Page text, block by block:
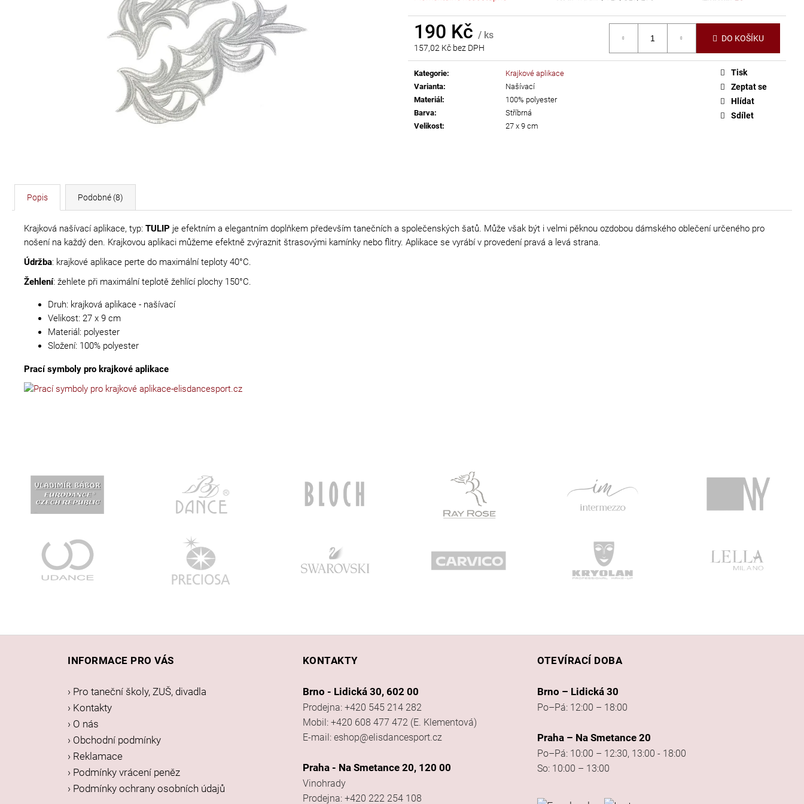
190 Kč / ks
157,02 Kč bez DPH
Měrná
cena:
DO KOŠÍKU
Kategorie:
Krajkové aplikace
Varianta:
Našívací
Materiál:
100% polyester
Barva:
Stříbrná
Velikost: 27 x 9 cm
Tisk
Zeptat se
Hlídat
Sdílet
Popis Podobné (8)
Krajková našívací aplikace, typ: TULIP je efektním a elegantním doplňkem především tanečních a společenských šatů. Může však být i velmi pěknou ozdobou dámského oblečení určeného pro
nošení na každý den. Krajkovou aplikaci můžeme efektně zvýraznit štrasovými kamínky nebo flitry. Aplikace se vyrábí v provedení pravá a levá strana.
Údržba: krajkové aplikace perte do maximální teploty 40°C.
Žehlení: žehlete při maximální teplotě žehlící plochy 150°C.
Druh: krajková aplikace - našívací
Velikost: 27 x 9 cm
Materiál: polyester
Složení: 100% polyester
Prací symboly pro krajkové aplikace
DÉLKA 30 CM
AB
299 Kč
55 Kč
INFORMACE PRO VÁS
› Pro taneční školy, ZUŠ, divadla
› Kontakty
› O nás
› Obchodní podmínky
› Reklamace
› Podmínky vrácení peněz
› Podmínky ochrany osobních údajů
KONTAKTY
Brno - Lidická 30, 602 00
Prodejna: +420 545 214 282
Mobil: +420 608 477 472 (E. Klementová)
E-mail: eshop@elisdancesport.cz
Praha - Na Smetance 20, 120 00
Vinohrady
Prodejna: +420 222 254 108
OTEVÍRACÍ DOBA
Brno – Lidická 30
Po–Pá: 12:00 – 18:00
Praha – Na Smetance 20
Po–Pá: 10:00 – 12:30, 13:00 - 18:00
So: 10:00 – 13:00